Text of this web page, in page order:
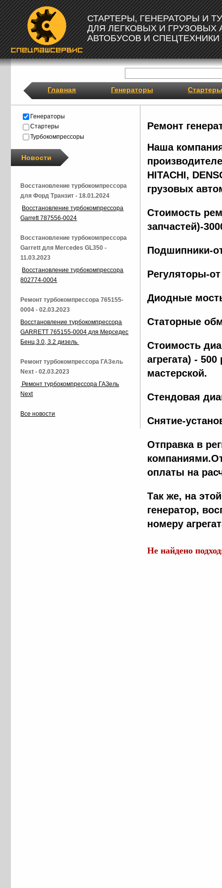
СТАРТЕРЫ, ГЕНЕРАТОРЫ И
ДЛЯ ЛЕГКОВЫХ И ГРУЗОВЫХ
АВТОБУСОВ И СПЕЦТЕХНИКИ
Главная Генераторы Стартеры
Ремонт
Наша
HITACHI,
грузовых
Стоимость
запчастей)-
Подшипники-
Регуляторы-
Диодные
Статорные
Стоимость
агрегата) -
мастерской.
Стендовая
Снятие-
Отправка в
оплаты на
Так же, на
генератор,
номеру
Не найдено
Генераторы
Стартеры
Турбокомпрессоры
Новости
Восстановление турбокомпрессора
для Форд Транзит - 18.01.2024
Восстановление турбокомпрессора
Garrett 787556-0024
Восстановление турбокомпрессора
Garrett для Mercedes GL350 -
11.03.2023
Восстановление турбокомпрессора
802774-0004
Ремонт турбокомпрессора 765155-
0004 - 02.03.2023
Восстановление турбокомпрессора
GARRETT 765155-0004 для Мерседес
Бенц 3.0, 3.2 дизель
Ремонт турбокомпрессора ГАЗель
Next - 02.03.2023
Ремонт турбокомпрессора ГАЗель
Next
Все новости